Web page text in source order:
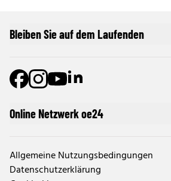
Online Netzwerk oe24
Allgemeine Nutzungsbedingungen
Datenschutzerklärung
Bleiben Sie auf dem Laufenden